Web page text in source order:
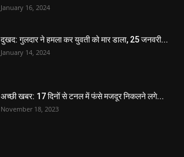
January 16, 2024
दुखद: गुलदार ने हमला कर युवती को मार डाला, 25 जनवरी...
January 14, 2024
अच्छी खबर: 17 दिनों से टनल में फंसे मजदूर निकलने लगे...
November 18, 2023